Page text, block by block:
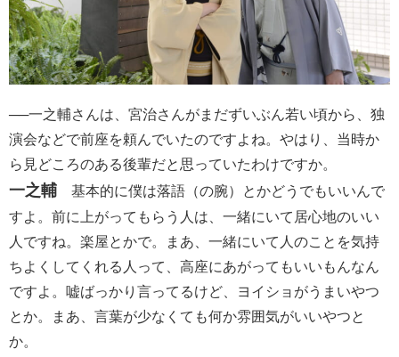
──一之輔さんは、宮治さんがまだずいぶん若い頃から、独
演会などで前座を頼んでいたのですよね。やはり、当時か
ら見どころのある後輩だと思っていたわけですか。
一之輔 基本的に僕は落語（の腕）とかどうでもいいんで
すよ。前に上がってもらう人は、一緒にいて居心地のいい
人ですね。楽屋とかで。まあ、一緒にいて人のことを気持
ちよくしてくれる人って、高座にあがってもいいもんなん
ですよ。嘘ばっかり言ってるけど、ヨイショがうまいやつ
とか。まあ、言葉が少なくても何か雰囲気がいいやつと
か。